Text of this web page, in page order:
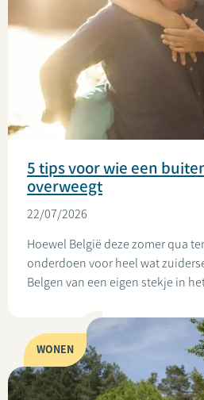
5 tips voor wie een
overweegt
22/07/2026
Hoewel België deze zomer qua
onderdoen voor heel wat
Belgen van een eigen stekje in
WONEN